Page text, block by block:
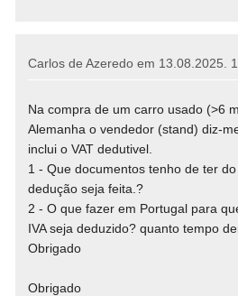
Carlos de Azeredo em 13.08.2025.
Na compra de um carro usado (>6
Alemanha o vendedor (stand) diz-
inclui o VAT dedutivel.
1 - Que documentos tenho de ter
dedução seja feita.?
2 - O que fazer em Portugal para
IVA seja deduzido? quanto tempo
Obrigado
Obrigado